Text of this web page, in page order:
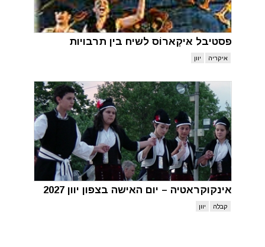
פסטיבל אּיקָארוֹס לשיח בין תרבויות
איקריה יוון
אינקוקראטיה – יום האישה בצפון יוון 2027
קבלה יוון